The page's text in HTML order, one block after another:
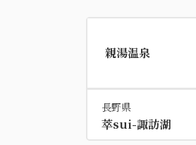
親湯温泉
長野県
萃sui-諏訪湖